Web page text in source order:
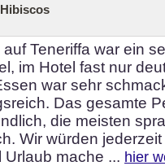
Teneriffa war ein
im Hotel fast nur
war sehr
Das gesamte
die meisten
Wir würden
Urlaub mache ... hier